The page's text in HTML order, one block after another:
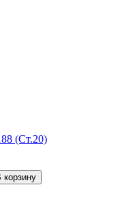
(Ст.20)
корзину